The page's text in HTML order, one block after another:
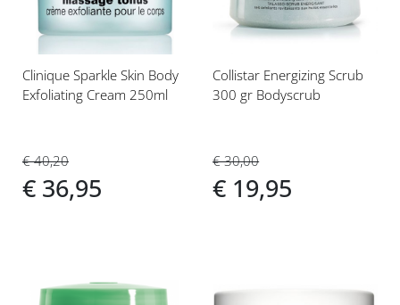
Clinique Sparkle Skin Body
Exfoliating Cream 250ml
€ 40,20
€ 36,95
Collistar Energizing Scrub
300 gr Bodyscrub
€ 30,00
€ 19,95